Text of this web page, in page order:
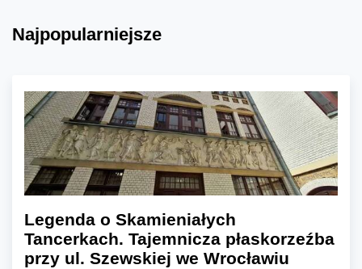
Najpopularniejsze
Legenda o Skamieniałych
Tancerkach. Tajemnicza płaskorzeźba
przy ul. Szewskiej we Wrocławiu